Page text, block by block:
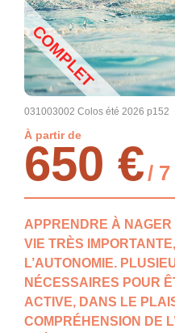
COMPLET
031003002 Colos été 2026 p152
À partir de
650 €/
APPRENDRE À
VIE TRÈS
L’AUTONOMIE.
NÉCESSAIRES POUR
ACTIVE, DANS LE
COMPRÉHENSION DE